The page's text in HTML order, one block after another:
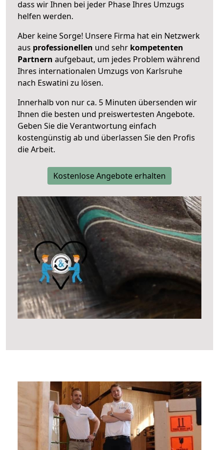
dass wir Ihnen bei jeder Phase Ihres Umzugs
helfen werden.
Aber keine Sorge! Unsere Firma hat ein Netzwerk
aus professionellen und sehr kompetenten
Partnern aufgebaut, um jedes Problem während
Ihres internationalen Umzugs von Karlsruhe
nach Eswatini zu lösen.
Innerhalb von nur ca. 5 Minuten übersenden wir
Ihnen die besten und preiswertesten Angebote.
Geben Sie die Verantwortung einfach
kostengünstig ab und überlassen Sie den Profis
die Arbeit.
Kostenlose Angebote erhalten